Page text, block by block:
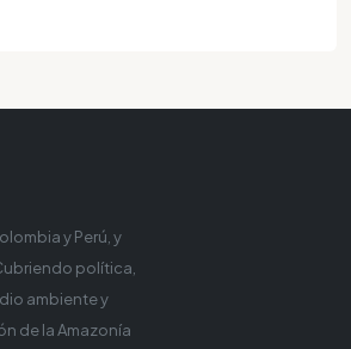
y Perú, y
política,
ambiente y
de la Amazonía